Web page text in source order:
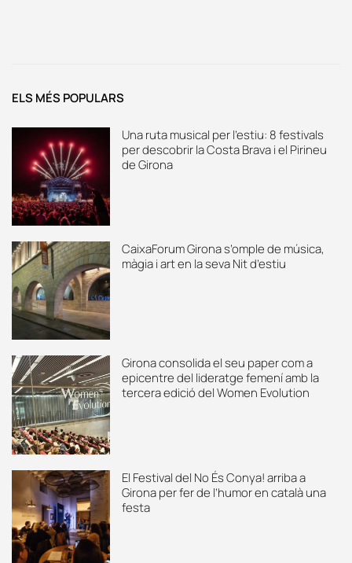
ELS MÉS POPULARS
Una ruta musical per l’estiu: 8 festivals
per descobrir la Costa Brava i el Pirineu
de Girona
CaixaForum Girona s’omple de música,
màgia i art en la seva Nit d’estiu
Girona consolida el seu paper com a
epicentre del lideratge femení amb la
tercera edició del Women Evolution
El Festival del No És Conya! arriba a
Girona per fer de l’humor en català una
festa